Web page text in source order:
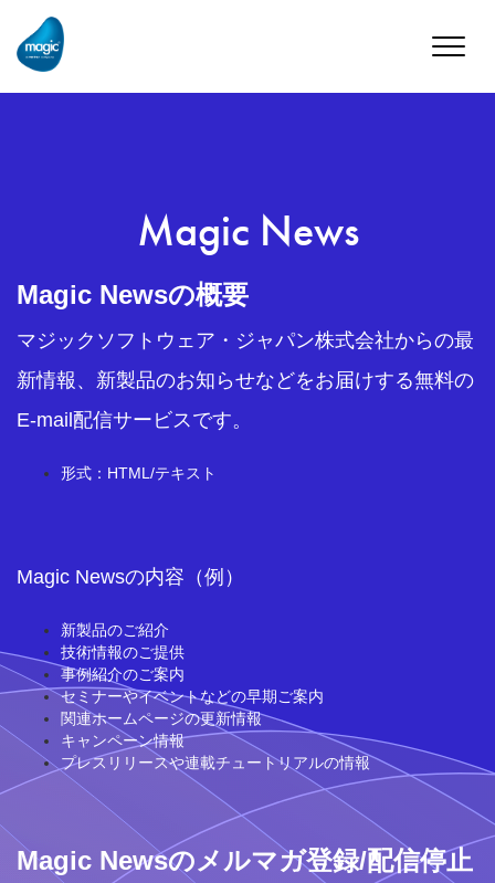
Toggle
Magic News
Magic Newsの概要
マジックソフトウェア・ジャパン株式会社からの最
新情報、新製品のお知らせなどをお届けする無料の
E-mail配信サービスです。
形式：HTML/テキスト
Magic Newsの内容（例）
新製品のご紹介
技術情報のご提供
事例紹介のご案内
セミナーやイベントなどの早期ご案内
関連ホームページの更新情報
キャンペーン情報
プレスリリースや連載チュートリアルの情報
Magic Newsのメルマガ登録/配信停止